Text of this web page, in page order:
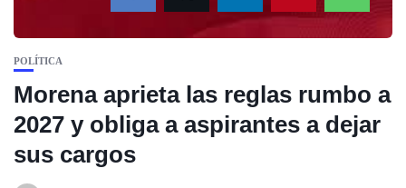
POLÍTICA
Morena aprieta las reglas rumbo a
2027 y obliga a aspirantes a dejar
sus cargos